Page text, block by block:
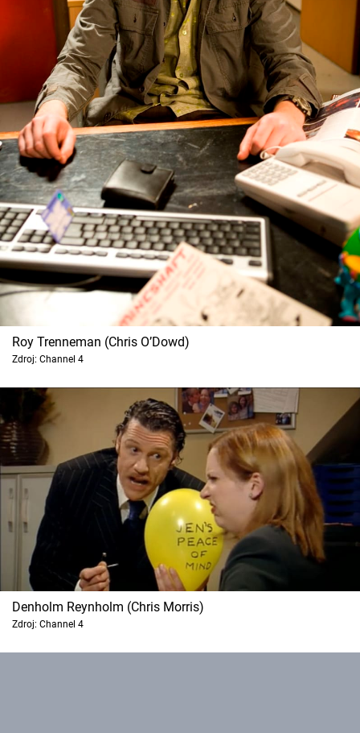
Roy Trenneman (Chris O’Dowd)
Zdroj: Channel 4
Denholm Reynholm (Chris Morris)
Zdroj: Channel 4